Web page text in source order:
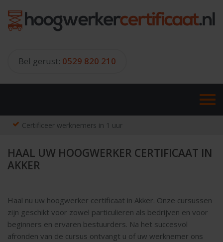
content
Bel gerust: 0529 820 210
Certificeer werknemers in 1 uur
HAAL UW HOOGWERKER CERTIFICAAT IN
AKKER
Haal nu uw hoogwerker certificaat in Akker. Onze cursussen
zijn geschikt voor zowel particulieren als bedrijven en voor
beginners en ervaren bestuurders. Na het succesvol
afronden van de cursus ontvangt u of uw werknemer ons